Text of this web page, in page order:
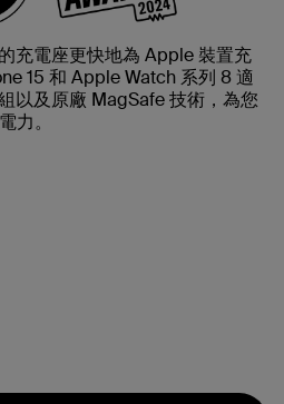
充電座更快地為 Apple 裝置充
15 和 Apple Watch 系列 8 適
以及原廠 MagSafe 技術，為您
力。